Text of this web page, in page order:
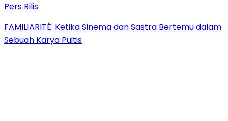
Pers Rilis
FAMILIARITÉ: Ketika Sinema dan Sastra Bertemu dalam
Sebuah Karya Puitis